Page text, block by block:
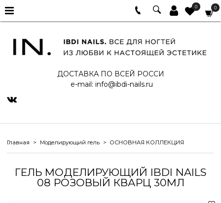
0 0
ДОСТАВКА ПО ВСЕЙ РОССИ
e-mail: info@ibdi-nails.ru
Главная Моделирующий гель ОСНОВНАЯ КОЛЛЕКЦИЯ
ГЕЛЬ МОДЕЛИРУЮЩИЙ IBDI NAILS
08 РОЗОВЫЙ КВАРЦ 30МЛ